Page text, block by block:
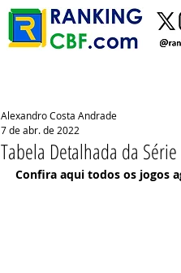
Tabela Detalhada da Série
Alexandro Costa Andrade
7 de abr. de 2022
Confira aqui todos os jogos